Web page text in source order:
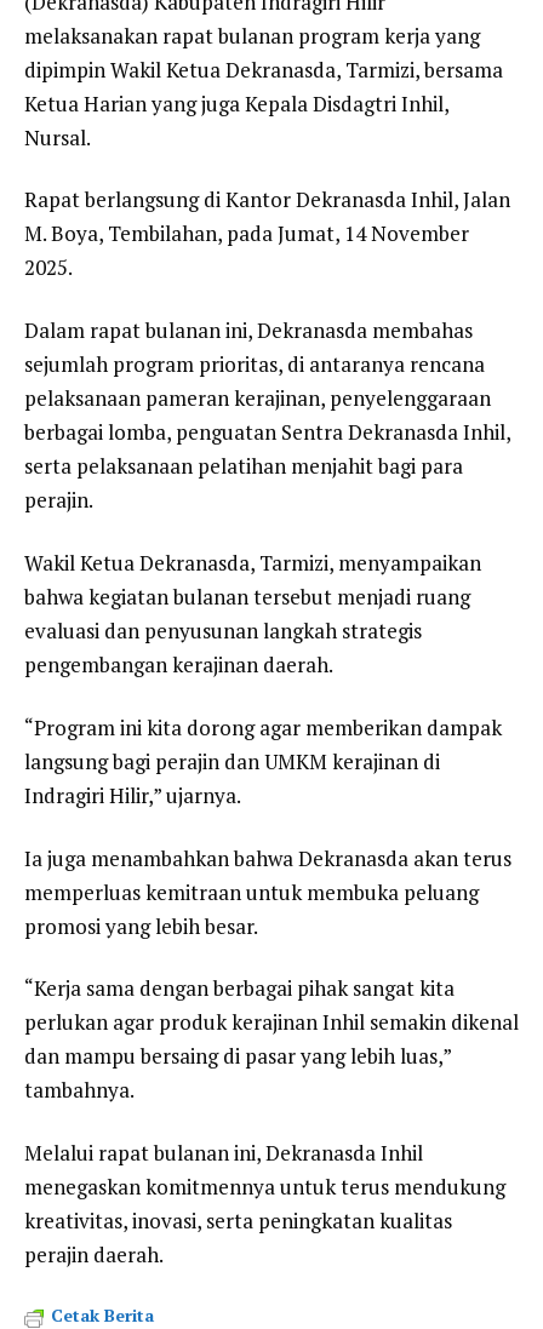
melaksanakan rapat bulanan program kerja yang
dipimpin Wakil Ketua Dekranasda, Tarmizi, bersama
Ketua Harian yang juga Kepala Disdagtri Inhil,
Nursal.
Rapat berlangsung di Kantor Dekranasda Inhil, Jalan
M. Boya, Tembilahan, pada Jumat, 14 November
2025.
Dalam rapat bulanan ini, Dekranasda membahas
sejumlah program prioritas, di antaranya rencana
pelaksanaan pameran kerajinan, penyelenggaraan
berbagai lomba, penguatan Sentra Dekranasda Inhil,
serta pelaksanaan pelatihan menjahit bagi para
perajin.
Wakil Ketua Dekranasda, Tarmizi, menyampaikan
bahwa kegiatan bulanan tersebut menjadi ruang
evaluasi dan penyusunan langkah strategis
pengembangan kerajinan daerah.
“Program ini kita dorong agar memberikan dampak
langsung bagi perajin dan UMKM kerajinan di
Indragiri Hilir,” ujarnya.
Ia juga menambahkan bahwa Dekranasda akan terus
memperluas kemitraan untuk membuka peluang
promosi yang lebih besar.
“Kerja sama dengan berbagai pihak sangat kita
perlukan agar produk kerajinan Inhil semakin dikenal
dan mampu bersaing di pasar yang lebih luas,”
tambahnya.
Melalui rapat bulanan ini, Dekranasda Inhil
menegaskan komitmennya untuk terus mendukung
kreativitas, inovasi, serta peningkatan kualitas
perajin daerah.
Cetak Berita